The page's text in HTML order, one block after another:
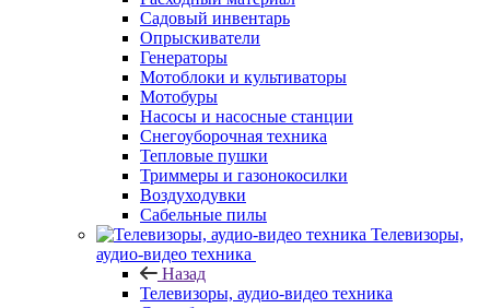
Садовый инвентарь
Опрыскиватели
Генераторы
Мотоблоки и культиваторы
Мотобуры
Насосы и насосные станции
Снегоуборочная техника
Тепловые пушки
Триммеры и газонокосилки
Воздуходувки
Сабельные пилы
Телевизоры,
аудио-видео техника
Назад
Телевизоры, аудио-видео техника